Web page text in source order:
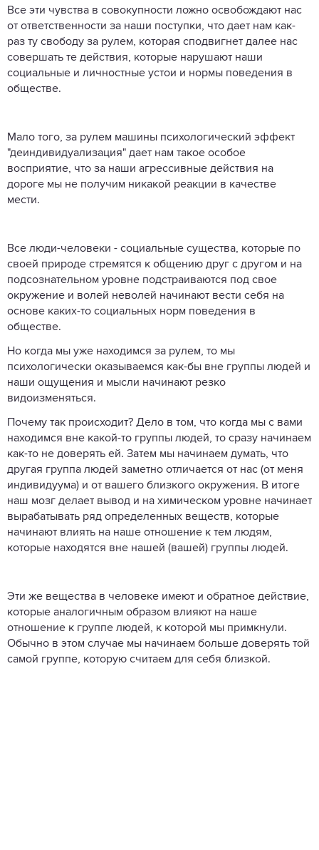
Все эти чувства в совокупности ложно освобождают нас
от ответственности за наши поступки, что дает нам как-
раз ту свободу за рулем, которая сподвигнет далее нас
совершать те действия, которые нарушают наши
социальные и личностные устои и нормы поведения в
обществе.
Мало того, за рулем машины психологический эффект
"деиндивидуализация" дает нам такое особое
восприятие, что за наши агрессивные действия на
дороге мы не получим никакой реакции в качестве
мести.
Все люди-человеки - социальные существа, которые по
своей природе стремятся к общению друг с другом и на
подсознательном уровне подстраиваются под свое
окружение и волей неволей начинают вести себя на
основе каких-то социальных норм поведения в
обществе.
Но когда мы уже находимся за рулем, то мы
психологически оказываемся как-бы вне группы людей и
наши ощущения и мысли начинают резко
видоизменяться.
Почему так происходит? Дело в том, что когда мы с вами
находимся вне какой-то группы людей, то сразу начинаем
как-то не доверять ей. Затем мы начинаем думать, что
другая группа людей заметно отличается от нас (от меня
индивидуума) и от вашего близкого окружения. В итоге
наш мозг делает вывод и на химическом уровне начинает
вырабатывать ряд определенных веществ, которые
начинают влиять на наше отношение к тем людям,
которые находятся вне нашей (вашей) группы людей.
Эти же вещества в человеке имеют и обратное действие,
которые аналогичным образом влияют на наше
отношение к группе людей, к которой мы примкнули.
Обычно в этом случае мы начинаем больше доверять той
самой группе, которую считаем для себя близкой.